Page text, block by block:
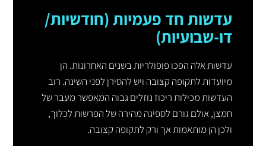
עדשות חד פעמיות (חודשיות/
דו-שבועיות)
עדשות אלה הפכו פופולריות בשנים האחרונות. הן
מיועדות לתקופה קצובה ויש להסירן לפני השינה. רוב
העדשות מכילות ריכוז נוזלים גבוה המאפשר מעבר של
חמצן, אולם גורם לספיגה מהירה של הפרשות לכלוך,
ולכן הן מותאמות אך ורק לתקופה קצובה.